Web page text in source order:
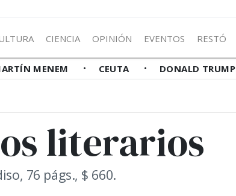
CIENCIA OPINIÓN EVENTOS RESTÓ
MENEM CEUTA DONALD TRUMP
literarios
76 págs., $ 660.